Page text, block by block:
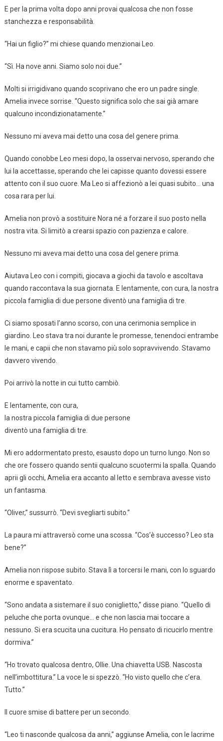
E per la prima volta dopo anni provai qualcosa che non fosse
stanchezza e responsabilità.
“Hai un figlio?” mi chiese quando menzionai Leo.
“Sì. Ha nove anni. Siamo solo noi due.”
Molti si irrigidivano quando scoprivano che ero un padre single.
Amelia invece sorrise. “Questo significa solo che sai già amare
qualcuno incondizionatamente.”
Nessuno mi aveva mai detto una cosa del genere prima.
Quando conobbe Leo mesi dopo, la osservai nervoso, sperando che
lui la accettasse, sperando che lei capisse quanto dovessi essere
attento con il suo cuore. Ma Leo si affezionò a lei quasi subito… una
cosa rara per lui.
Amelia non provò a sostituire Nora né a forzare il suo posto nella
nostra vita. Si limitò a crearsi spazio con pazienza e calore.
Nessuno mi aveva mai detto una cosa del genere prima.
Aiutava Leo con i compiti, giocava a giochi da tavolo e ascoltava
quando raccontava la sua giornata. E lentamente, con cura, la nostra
piccola famiglia di due persone diventò una famiglia di tre.
Ci siamo sposati l’anno scorso, con una cerimonia semplice in
giardino. Leo stava tra noi durante le promesse, tenendoci entrambe
le mani, e capii che non stavamo più solo sopravvivendo. Stavamo
davvero vivendo.
Poi arrivò la notte in cui tutto cambiò.
E lentamente, con cura,
la nostra piccola famiglia di due persone
diventò una famiglia di tre.
Mi ero addormentato presto, esausto dopo un turno lungo. Non so
che ore fossero quando sentii qualcuno scuotermi la spalla. Quando
aprii gli occhi, Amelia era accanto al letto e sembrava avesse visto
un fantasma.
“Oliver,” sussurrò. “Devi svegliarti subito.”
La paura mi attraversò come una scossa. “Cos’è successo? Leo sta
bene?”
Amelia non rispose subito. Stava lì a torcersi le mani, con lo sguardo
enorme e spaventato.
“Sono andata a sistemare il suo coniglietto,” disse piano. “Quello di
peluche che porta ovunque… e che non lascia mai toccare a
nessuno. Si era scucita una cucitura. Ho pensato di ricucirlo mentre
dormiva.”
“Ho trovato qualcosa dentro, Ollie. Una chiavetta USB. Nascosta
nell’imbottitura.” La voce le si spezzò. “Ho visto quello che c’era.
Tutto.”
Il cuore smise di battere per un secondo.
“Leo ti nasconde qualcosa da anni,” aggiunse Amelia, con le lacrime